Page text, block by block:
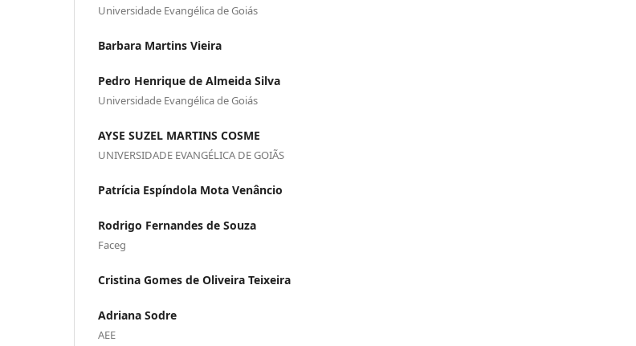
Universidade Evangélica de Goiás
Barbara Martins Vieira
Pedro Henrique de Almeida Silva
Universidade Evangélica de Goiás
AYSE SUZEL MARTINS COSME
UNIVERSIDADE EVANGÉLICA DE GOIÃS
Patrícia Espíndola Mota Venâncio
Rodrigo Fernandes de Souza
Faceg
Cristina Gomes de Oliveira Teixeira
Adriana Sodre
AEE